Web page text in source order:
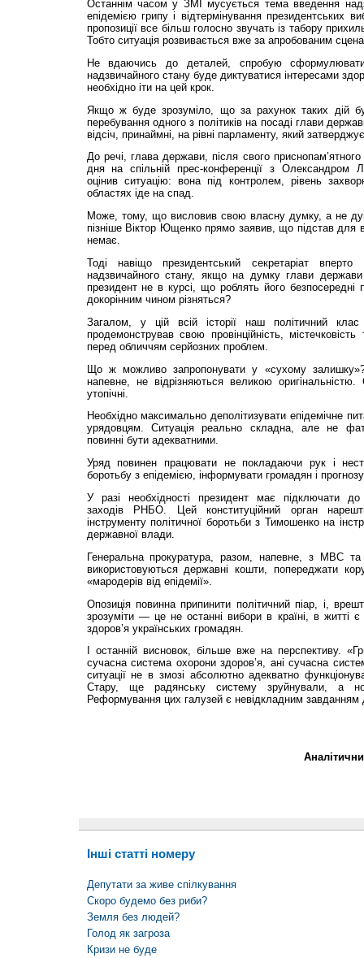
Останнім часом у ЗМІ мусується тема введення
епідемією грипу і відтермінування президентських
пропозиції все більш голосно звучать із табору
Тобто ситуація розвивається вже за апробованим
Не вдаючись до деталей, спробую
надзвичайного стану буде диктуватися інтересами
необхідно іти на цей крок.
Якщо ж буде зрозуміло, що за рахунок таких дій
перебування одного з політиків на посаді глави
відсіч, принаймні, на рівні парламенту, який
До речі, глава держави, після свого
дня на спільній прес-конференції з Олександром
оцінив ситуацію: вона під контролем, рівень
областях іде на спад.
Може, тому, що висловив свою власну думку, а не
пізніше Віктор Ющенко прямо заявив, що підстав для
немає.
Тоді навіщо президентський секретаріат
надзвичайного стану, якщо на думку глави
президент не в курсі, що роблять його безпосередні
докорінним чином різняться?
Загалом, у цій всій історії наш політичний
продемонстрував свою провінційність, містечковість
перед обличчям серйозних проблем.
Що ж можливо запропонувати у «сухому
напевне, не відрізняються великою
утопічні.
Необхідно максимально деполітизувати епідемічне
урядовцям. Ситуація реально складна, але не
повинні бути адекватними.
Уряд повинен працювати не покладаючи рук і
боротьбу з епідемією, інформувати громадян і
У разі необхідності президент має підключати до
заходів РНБО. Цей конституційний орган
інструменту політичної боротьби з Тимошенко на
державної влади.
Генеральна прокуратура, разом, напевне, з МВС
використовуються державні кошти, попереджати
«мародерів від епідемії».
Опозиція повинна припинити політичний піар, і,
зрозуміти — це не останні вибори в країні, в житті
здоров’я українських громадян.
І останній висновок, більше вже на перспективу.
сучасна система охорони здоров’я, ані сучасна
ситуації не в змозі абсолютно адекватно
Стару, ще радянську систему зруйнували, а
Реформування цих галузей є невідкладним завданням
Інші статті номеру
Депутати за живе спілкування
Скоро будемо без риби?
Земля без людей?
Голод як загроза
Кризи не буде